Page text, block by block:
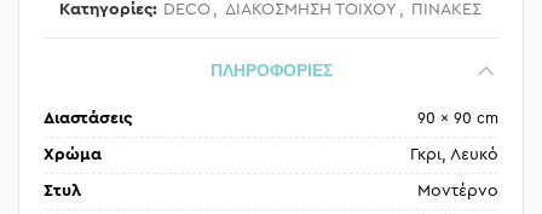
Κατηγορίες: DECO , ΔΙΑΚΟΣΜΗΣΗ ΤΟΙΧΟΥ , ΠΙΝΑΚΕΣ
ΠΛΗΡΟΦΟΡΙΕΣ
Διαστάσεις 90 × 90 cm
Χρώμα Γκρι, Λευκό
Στυλ Μοντέρνο